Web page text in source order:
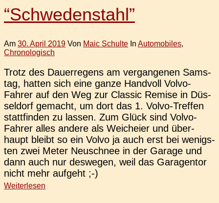
“Schwedenstahl”
Am 30. April 2019 Von Maic Schulte In Automobiles,
Chronologisch
Trotz des Dau­er­re­gens am ver­gan­ge­nen Sams­
tag, hatten sich eine ganze Hand­voll Volvo-
Fahrer auf den Weg zur Clas­sic Remise in Düs­
sel­dorf gemacht, um dort das 1. Volvo-Tre­f­­fen
statt­fin­den zu lassen. Zum Glück sind Volvo-
Fahrer alles andere als Weich­ei­er und über­
haupt bleibt so ein Volvo ja auch erst bei wenigs­
ten zwei Meter Neu­schnee in der Garage und
dann auch nur des­we­gen, weil das Gara­gen­tor
nicht mehr aufgeht ;-)
Weiterlesen